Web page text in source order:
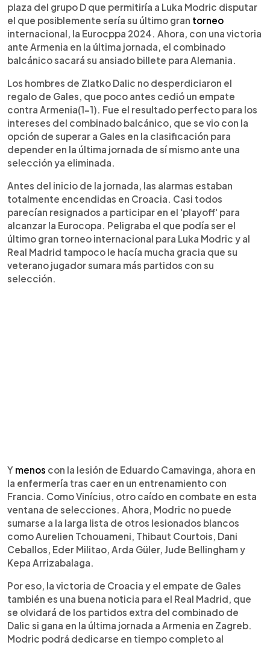
plaza del grupo D que permitiría a Luka Modric disputar
el que posiblemente sería su último gran torneo
internacional, la Eurocppa 2024. Ahora, con una victoria
ante Armenia en la última jornada, el combinado
balcánico sacará su ansiado billete para Alemania.
Los hombres de Zlatko Dalic no desperdiciaron el
regalo de Gales, que poco antes cedió un empate
contra Armenia(1-1). Fue el resultado perfecto para los
intereses del combinado balcánico, que se vio con la
opción de superar a Gales en la clasificación para
depender en la última jornada de sí mismo ante una
selección ya eliminada.
Antes del inicio de la jornada, las alarmas estaban
totalmente encendidas en Croacia. Casi todos
parecían resignados a participar en el 'playoff' para
alcanzar la Eurocopa. Peligraba el que podía ser el
último gran torneo internacional para Luka Modric y al
Real Madrid tampoco le hacía mucha gracia que su
veterano jugador sumara más partidos con su
selección.
Y menos con la lesión de Eduardo Camavinga, ahora en
la enfermería tras caer en un entrenamiento con
Francia. Como Vinícius, otro caído en combate en esta
ventana de selecciones. Ahora, Modric no puede
sumarse a la larga lista de otros lesionados blancos
como Aurelien Tchouameni, Thibaut Courtois, Dani
Ceballos, Eder Militao, Arda Güler, Jude Bellingham y
Kepa Arrizabalaga.
Por eso, la victoria de Croacia y el empate de Gales
también es una buena noticia para el Real Madrid, que
se olvidará de los partidos extra del combinado de
Dalic si gana en la última jornada a Armenia en Zagreb.
Modric podrá dedicarse en tiempo completo al